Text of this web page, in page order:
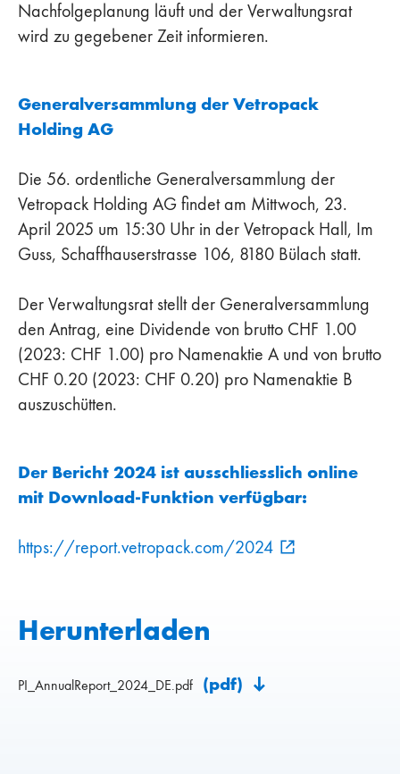
Nachfolgeplanung läuft und der Verwaltungsrat
wird zu gegebener Zeit informieren.
Generalversammlung der Vetropack
Holding AG
Die 56. ordentliche Generalversammlung der
Vetropack Holding AG findet am Mittwoch, 23.
April 2025 um 15:30 Uhr in der Vetropack Hall, Im
Guss, Schaffhauserstrasse 106, 8180 Bülach statt.
Der Verwaltungsrat stellt der Generalversammlung
den Antrag, eine Dividende von brutto CHF 1.00
(2023: CHF 1.00) pro Namenaktie A und von brutto
CHF 0.20 (2023: CHF 0.20) pro Namenaktie B
auszuschütten.
Der Bericht 2024 ist ausschliesslich online
mit Download-Funktion verfügbar:
https://report.vetropack.com/2024
Herunterladen
PI_AnnualReport_2024_DE.pdf (pdf)